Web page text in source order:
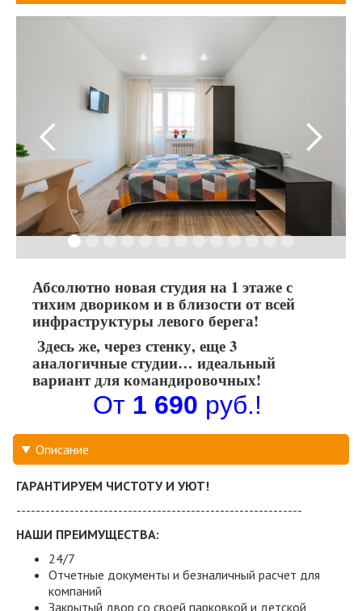
Абсолютно новая студия на 1 этаже с
тихим двориком и в близости от всей
инфраструктуры левого берега!
Здесь же, через стенку, еще 3
аналогичные студии… идеальный
вариант для командировочных!
От 1 690 руб.!
Описание
ГАРАНТИРУЕМ ЧИСТОТУ И УЮТ!
-----------------------------------------------------------
НАШИ ПРЕИМУЩЕСТВА:
24/7
Отчетные документы и безналичный расчет для
компаний
Закрытый двор со своей парковкой и детской